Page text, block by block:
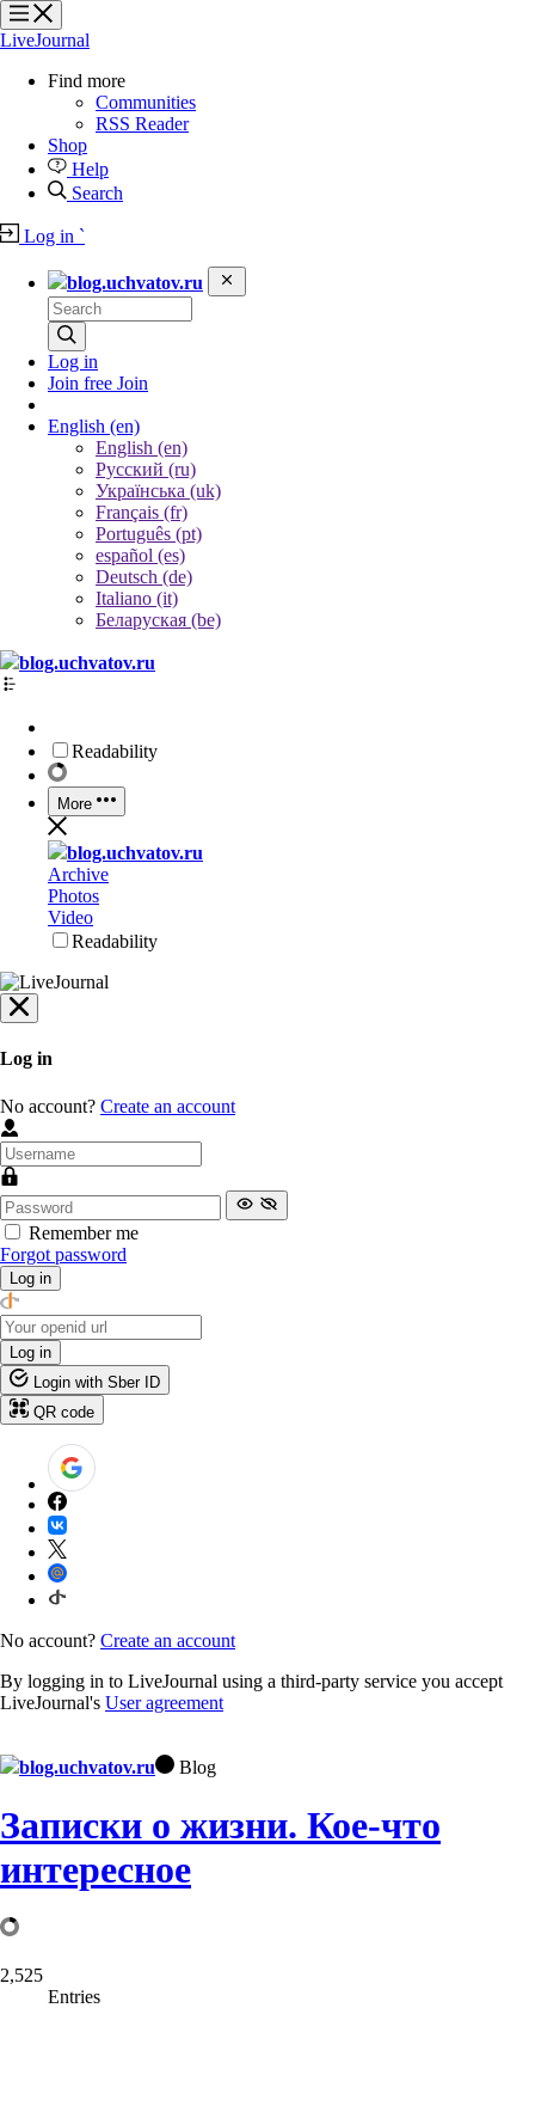
?
?
?
?
LiveJournal
Find more
Communities
RSS Reader
Shop
Help
Search
Log in `
blog.uchvatov.ru
Log in
Join free Join
English (en)
English (en)
Русский (ru)
Українська (uk)
Français (fr)
Português (pt)
español (es)
Deutsch (de)
Italiano (it)
Беларуская (be)
blog.uchvatov.ru
Readability
More
blog.uchvatov.ru
Archive
Photos
Video
Readability
Log in
No account? Create an account
Remember me
Forgot password
Log in
Log in
Login with Sber ID
QR code
No account? Create an account
By logging in to LiveJournal using a third-party service you accept
LiveJournal's User agreement
blog.uchvatov.ru Blog
Записки о жизни. Кое-что
интересное
2,525
Entries